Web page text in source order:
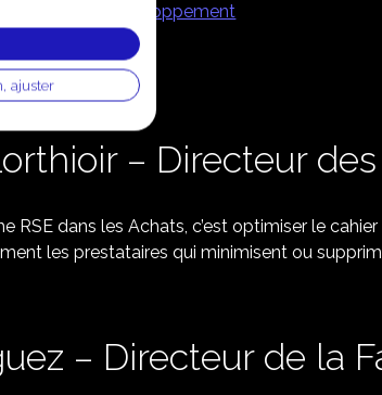
du développement
de :
– Directeur
RSE dans les Achats, c’est optimiser le
les prestataires qui minimisent ou
– Directeur de la
ajuster